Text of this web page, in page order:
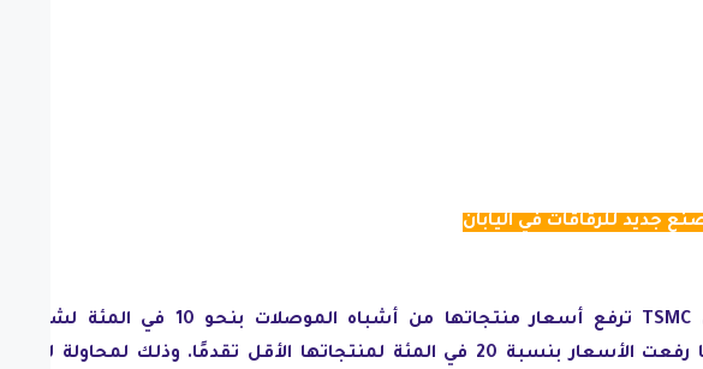
يقال أيضًا إن TSMC ترفع أسعار منتجاتها من أشباه الموصلات بنحو 10 في المئة لشرائحها
المتقدمة. كما رفعت الأسعار بنسبة 20 في المئة لمنتجاتها الأقل تقدمًا. وذلك لمحاولة لتقليل